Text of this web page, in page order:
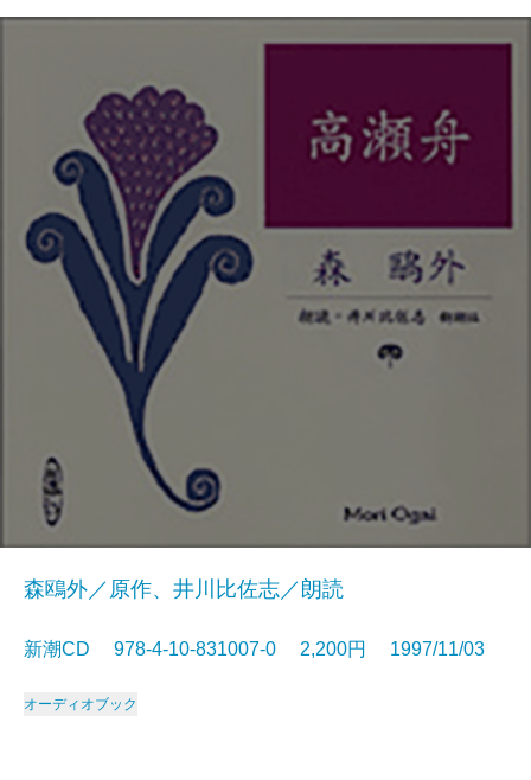
森鴎外／原作、井川比佐志／朗読
新潮CD 978-4-10-831007-0 2,200円 1997/11/03
オーディオブック